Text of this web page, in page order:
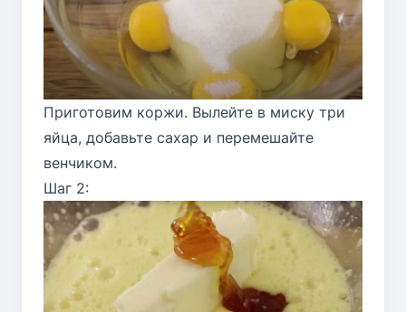
Приготовим коржи. Вылейте в миску три
яйца, добавьте сахар и перемешайте
венчиком.
Шаг 2: